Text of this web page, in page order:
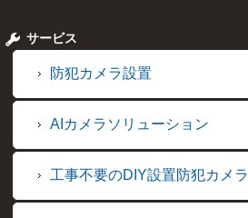
サービス
防犯カメラ設置
AIカメラソリューション
工事不要のDIY設置防犯カメラ